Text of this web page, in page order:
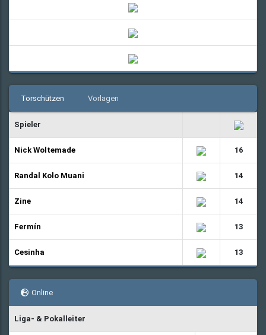
Torschützen Vorlagen
Spieler
Nick Woltemade 16
Randal Kolo Muani 14
Zine 14
Fermín 13
Cesinha 13
Online
Liga- & Pokalleiter